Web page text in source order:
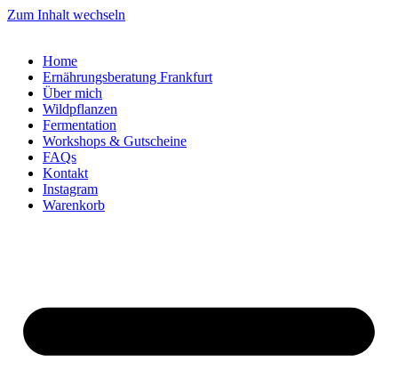
Zum Inhalt wechseln
Home
Ernährungsberatung Frankfurt
Über mich
Wildpflanzen
Fermentation
Workshops & Gutscheine
FAQs
Kontakt
Instagram
Warenkorb